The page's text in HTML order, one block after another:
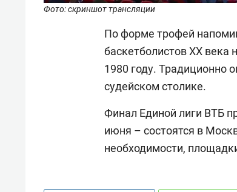
Фото: скриншот трансляции
По форме трофей
баскетболистов ХХ
1980 году. Традиционно
судейском столике.
Финал Единой лиги ВТБ
июня – состоятся в
необходимости,